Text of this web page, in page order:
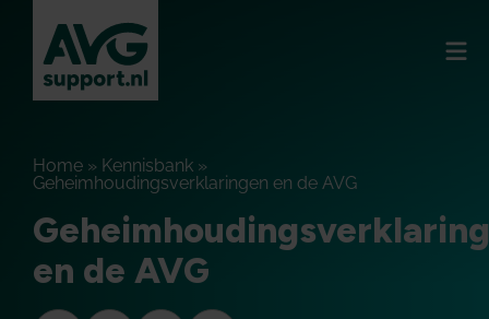
Home » Kennisbank »
Geheimhoudingsverklaringen en de AVG
en de AVG